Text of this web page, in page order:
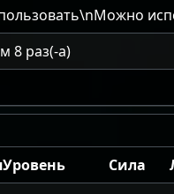
8 раз(-а)
Сила